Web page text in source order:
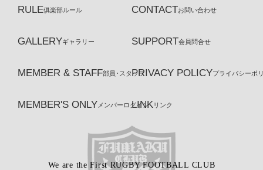
RULE俱楽部ルール
GALLERYギャラリー
MEMBER & STAFF部員･スタッフ
MEMBER'S ONLY メンバーログイン
CONTACTお問い合わせ
SUPPORT会員問合せ
PRIVACY POLICYプライバシーポ
LINK リンク
We are the First RUGBY FOOTBALL CLUB